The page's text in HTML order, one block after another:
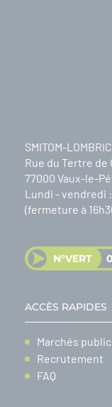
SMITOM-LOMBRIC
Rue du Tertre de
77000 Vaux-le-
Lundi - vendredi :
(fermeture à
N°VERT
ACCÈS RAPIDES
Marchés
Recrutement
FAQ